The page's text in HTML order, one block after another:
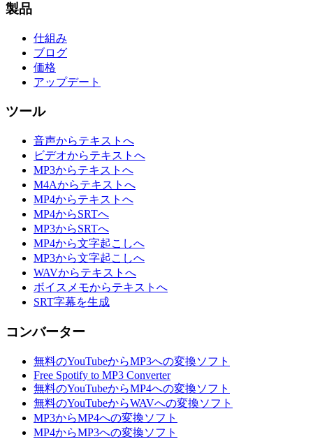
製品
仕組み
ブログ
価格
アップデート
ツール
音声からテキストへ
ビデオからテキストへ
MP3からテキストへ
M4Aからテキストへ
MP4からテキストへ
MP4からSRTへ
MP3からSRTへ
MP4から文字起こしへ
MP3から文字起こしへ
WAVからテキストへ
ボイスメモからテキストへ
SRT字幕を生成
コンバーター
無料のYouTubeからMP3への変換ソフト
Free Spotify to MP3 Converter
無料のYouTubeからMP4への変換ソフト
無料のYouTubeからWAVへの変換ソフト
MP3からMP4への変換ソフト
MP4からMP3への変換ソフト